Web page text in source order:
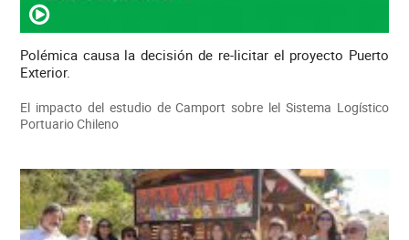
Polémica causa la decisión de re-licitar el proyecto Puerto
Exterior.
El impacto del estudio de Camport sobre lel Sistema Logístico
Portuario Chileno